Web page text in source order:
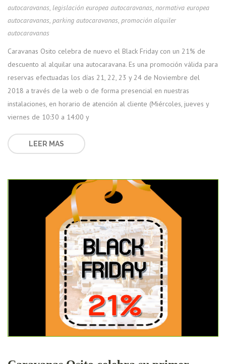
autocaravanas, legislación europea autocaravanas, normativa europea
autocaravanas, parking autocaravanas, promoción alquiler
autocaravanas
Caravanas Osito celebra de nuevo el Black Friday con un 21% de
descuento al alquilar una autocaravana. Es una promoción válida para
reservas efectuadas los días 21, 22, 23 y 24 de Noviembre del
2018 a través de la web o de forma presencial en nuestras
instalaciones, en horario de atención al cliente (Miércoles, jueves y
viernes de 10:30 a 14:00 y
LEER MAS